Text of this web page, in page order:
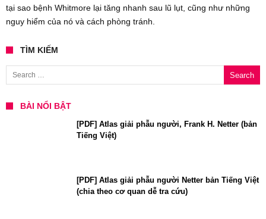
tại sao bệnh Whitmore lại tăng nhanh sau lũ lụt, cũng như những
nguy hiểm của nó và cách phòng tránh.
TÌM KIẾM
Search for:
BÀI NỔI BẬT
[PDF] Atlas giải phẫu người, Frank H. Netter (bản
Tiếng Việt)
[PDF] Atlas giải phẫu người Netter bản Tiếng Việt
(chia theo cơ quan dễ tra cứu)